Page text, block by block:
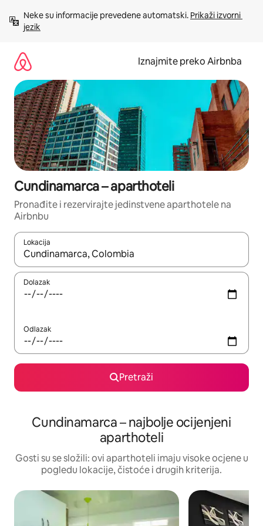
sadržaj
Neke su informacije prevedene automatski. Prikaži izvorni
jezik
Iznajmite preko Airbnba
Cundinamarca – aparthoteli
Pronađite i rezervirajte jedinstvene aparthotele na
Airbnbu
Lokacija
Kada budu dostupni rezultati, moći ćete ih pregledati
Dolazak
Odlazak
Pretraži
Cundinamarca – najbolje ocijenjeni
aparthoteli
Gosti su se složili: ovi aparthoteli imaju visoke ocjene u
pogledu lokacije, čistoće i drugih kriterija.